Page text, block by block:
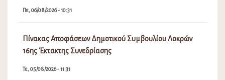
Πε, 06/08/2026 - 10:31
Πίνακας Αποφάσεων Δημοτικού Συμβουλίου Λοκρών
16ης Έκτακτης Συνεδρίασης
Τε, 05/08/2026 - 11:31